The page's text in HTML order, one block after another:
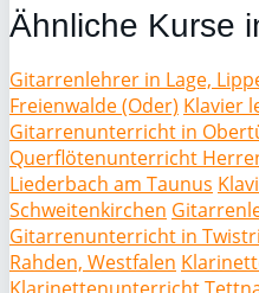
Ähnliche Kurse
Gitarrenlehrer in Lage,
Freienwalde (Oder) Klavier
Gitarrenunterricht in
Querflötenunterricht
Liederbach am Taunus
Schweitenkirchen
Gitarrenunterricht in
Rahden, Westfalen